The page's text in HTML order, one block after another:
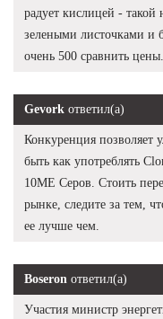
радует кислицей - такой
зелеными листочками и
очень 500 сравнить цены.
Gevork ответил(а)
Конкуренция позволяет
быть как употреблять
10ME Серов. Стоить
рынке, следите за тем,
ее лучше чем.
Boseron ответил(а)
Участия министр